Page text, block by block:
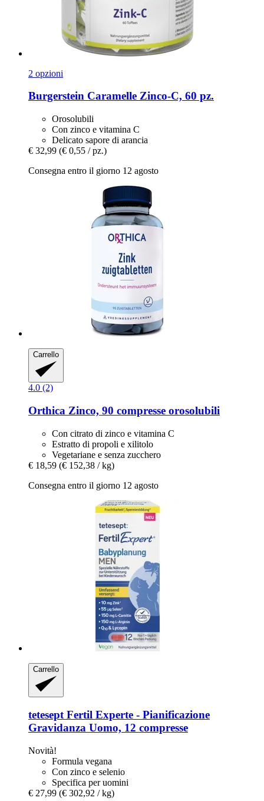
2 opzioni
Burgerstein Caramelle Zinco-​C, 60 pz.
Orosolubili
Con zinco e vitamina C
Delicato sapore di arancia
€ 32,99 (€ 0,55 / pz.)
Consegna entro il giorno 12 agosto
Carrello
4.0 (2)
Orthica Zinco, 90 compresse orosolubili
Con citrato di zinco e vitamina C
Estratto di propoli e xilitolo
Vegetariane e senza zucchero
€ 18,59 (€ 152,38 / kg)
Consegna entro il giorno 12 agosto
Carrello
tetesept Fertil Experte -​ Pianificazione
Gravidanza Uomo, 12 compresse
Novità!
Formula vegana
Con zinco e selenio
Specifica per uomini
€ 27,99 (€ 302,92 / kg)